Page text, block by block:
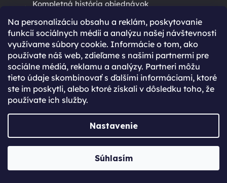
Na personalizáciu obsahu a reklám, poskytovanie
funkcií sociálnych médií a analýzu našej návštevnosti
využívame súbory cookie. Informácie o tom, ako
používate náš web, zdieľame s našimi partnermi pre
sociálne médiá, reklamu a analýzy. Partneri môžu
tieto údaje skombinovať s ďalšími informáciami, ktoré
ste im poskytli, alebo ktoré získali v dôsledku toho, že
používate ich služby.
Nastavenie
Súhlasím
Kompletná história objednávok
Špeciálne akcie, novinky a zľavy pre
registrovaných
Už máte vytvorený účet?
Prihláste sa
Prihlásiť sa